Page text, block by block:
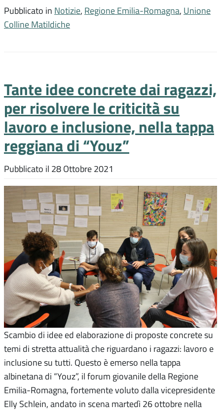
Pubblicato in Notizie, Regione Emilia-Romagna, Unione
Colline Matildiche
Tante idee concrete dai ragazzi,
per risolvere le criticità su
lavoro e inclusione, nella tappa
reggiana di “Youz”
Pubblicato il 28 Ottobre 2021
Scambio di idee ed elaborazione di proposte concrete su
temi di stretta attualità che riguardano i ragazzi: lavoro e
inclusione su tutti. Questo è emerso nella tappa
albinetana di “Youz”, il forum giovanile della Regione
Emilia-Romagna, fortemente voluto dalla vicepresidente
Elly Schlein, andato in scena martedì 26 ottobre nella